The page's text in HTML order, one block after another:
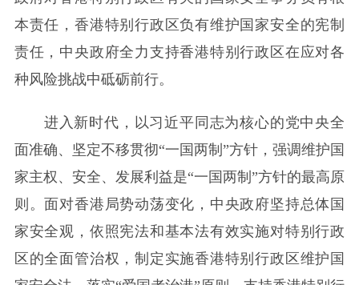
本责任，香港特别行政区负有维护国家安全的宪制
责任，中央政府全力支持香港特别行政区在应对各
种风险挑战中砥砺前行。
进入新时代，以习近平同志为核心的党中央全
面准确、坚定不移贯彻“一国两制”方针，强调维护国
家主权、安全、发展利益是“一国两制”方针的最高原
则。面对香港局势动荡变化，中央政府坚持总体国
家安全观，依照宪法和基本法有效实施对特别行政
区的全面管治权，制定实施香港特别行政区维护国